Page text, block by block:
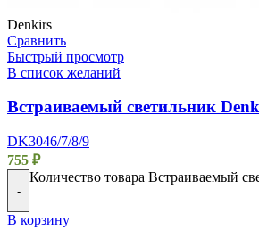
Denkirs
Сравнить
Быстрый просмотр
В список желаний
Встраиваемый светильник
DK3046/7/8/9
755 ₽
-
Количество товара Встраиваемый
В корзину